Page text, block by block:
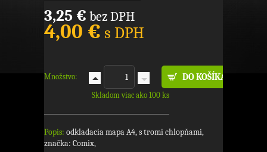
3,25 € bez DPH
4,00 € s DPH
Množstvo:
Skladom viac ako 100 ks
Popis: odkladacia mapa A4, s tromi chlopňami,
značka: Comix,